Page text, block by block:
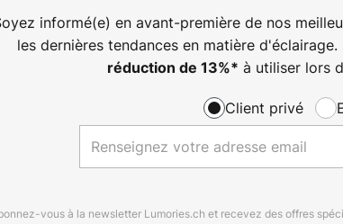
informé(e) en avant-première de nos
les dernières tendances en matière
réduction de 13%* à utiliser lors
Client privé
vous à la newsletter Lumories.ch et recevez des offres